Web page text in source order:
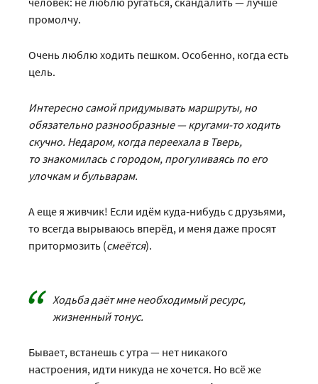
промолчу.
Очень люблю ходить пешком. Особенно, когда есть
цель.
Интересно самой придумывать маршруты, но
обязательно разнообразные — круга­­­ми-­­то ходить
скучно. Недаром, когда переехала в Тверь,
то знакомилась с городом, прогуливаясь по его
улочкам и бульварам.
А еще я живчик! Если идём куда‑нибудь с друзьями,
то всегда вырываюсь вперёд, и меня даже просят
притормозить (смеётся).
Ходьба даёт мне необходимый ресурс,
жизненный тонус.
Бывает, встанешь с утра — нет никакого
настроения, идти никуда не хочется. Но всё же